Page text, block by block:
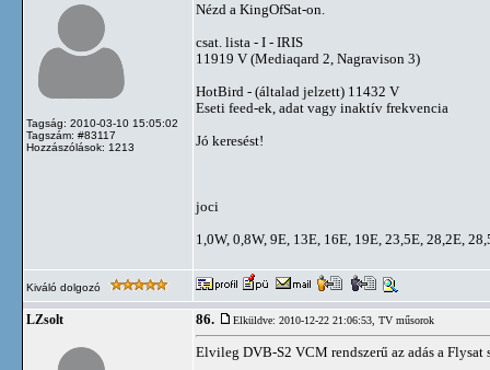
Tagság: 2010-03-10 15:05:02
Tagszám: #83117
Hozzászólások: 1213
Nézd a KingOfSat-on.
csat. lista - I - IRIS
11919 V (Mediaqard 2, Nagravison 3)
HotBird - (általad jelzett) 11432 V
Eseti feed-ek, adat vagy inaktív frekvencia
Jó keresést!
joci
1,0W, 0,8W, 9E, 13E, 16E, 19E, 23,5E, 28,2E,
Kiváló dolgozó
LZsolt 86. Elküldve: 2010-12-22 21:06:53, TV műsorok
Elvileg DVB-S2 VCM rendszerű az adás a